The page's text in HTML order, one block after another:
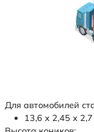
Для автомобилей
13,6 х 2,45 х